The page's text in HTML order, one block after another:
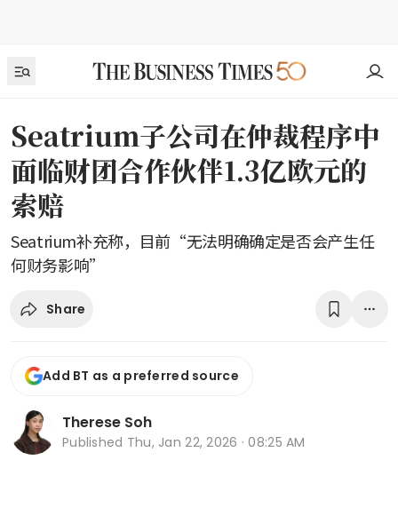
Seatrium子公司在仲裁程序中
面临财团合作伙伴1.3亿欧元的
索赔
Seatrium补充称，目前“无法明确确定是否会产生任
何财务影响”
Share
Add BT as a preferred source
Therese Soh
Published Thu, Jan 22, 2026 · 08:25 AM